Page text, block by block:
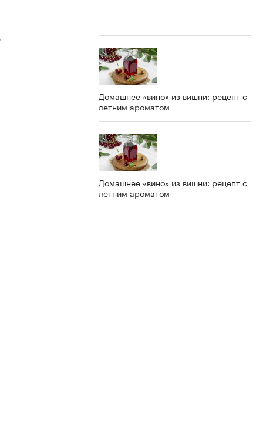
Домашнее «вино» из вишни: рецепт с
летним ароматом
Домашнее «вино» из вишни: рецепт с
летним ароматом